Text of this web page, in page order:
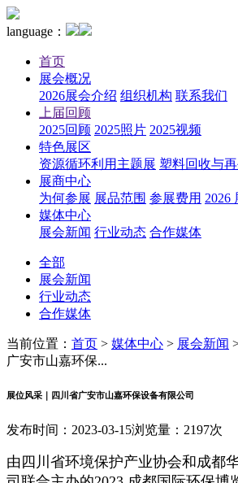
language：
首页
展会概况
2026展会介绍 组织机构 联系我们
上届回顾
2025回顾 2025照片 2025视频
特色展区
资源循环利用主题展 塑料回收与
展商中心
为何参展 展品范围 参展费用 2026
媒体中心
展会新闻 行业动态 合作媒体
全部
展会新闻
行业动态
合作媒体
当前位置： 首页 > 媒体中心 > 展会新闻
广安市山嘉环保...
展位风采｜四川省广安市山嘉环保设备有限公司
发布时间：2023-03-15浏览量：2197次
由四川省环境保护产业协会和成都